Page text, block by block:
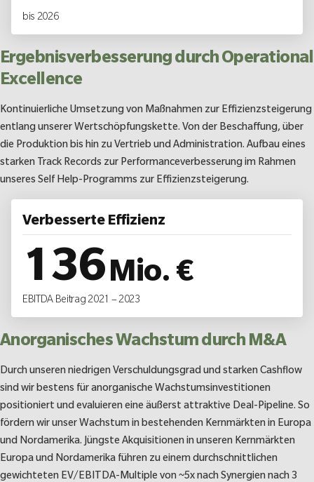
bis 2026
Ergebnisverbesserung durch Operational
Excellence
Kontinuierliche Umsetzung von Maßnahmen zur Effizienzsteigerung
entlang unserer Wertschöpfungskette. Von der Beschaffung, über
die Produktion bis hin zu Vertrieb und Administration. Aufbau eines
starken Track Records zur Performanceverbesserung im Rahmen
unseres Self Help-Programms zur Effizienzsteigerung.
Verbesserte Effizienz
136Mio. €
EBITDA Beitrag 2021 – 2023
Anorganisches Wachstum durch M&A
Durch unseren niedrigen Verschuldungsgrad und starken Cashflow
sind wir bestens für anorganische Wachstumsinvestitionen
positioniert und evaluieren eine äußerst attraktive Deal-Pipeline. So
fördern wir unser Wachstum in bestehenden Kernmärkten in Europa
und Nordamerika. Jüngste Akquisitionen in unseren Kernmärkten
Europa und Nordamerika führen zu einem durchschnittlichen
gewichteten EV/EBITDA-Multiple von ~5x nach Synergien nach 3